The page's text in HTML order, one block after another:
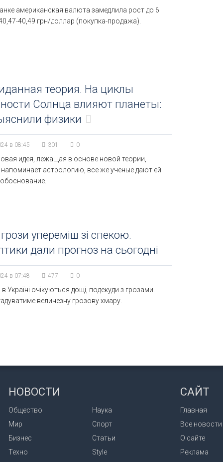
американская валюта замедлила рост до 6
40,49 грн/доллар (покупка-продажа).
теория. На циклы
Солнца влияют планеты:
физики
в 08:45 301 0
идея, лежащая в основе новой теории,
астрологию, все же ученые дают ей
упереміш зі спекою.
дали прогноз на сьогодні
в 07:48 477 0
Україні очікуються дощі, подекуди з грозами.
величезну грозову хмару.
НОВОСТИ
Общество
Мир
Бизнес
Техно
Наука
Спорт
Статьи
Style
САЙТ
Главная
Все новости
О сайте
Реклама